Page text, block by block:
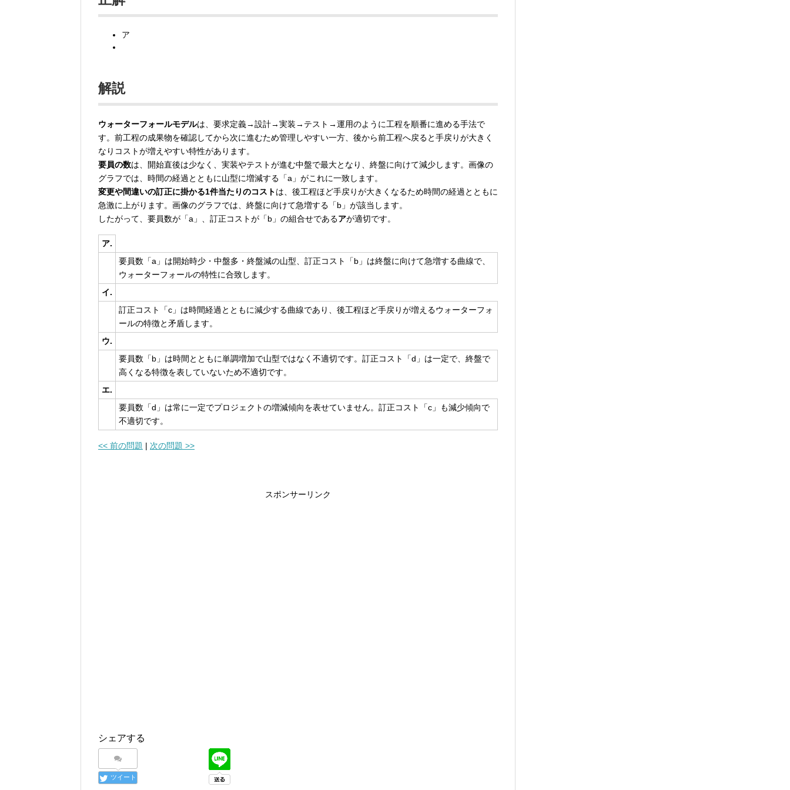
ア
解説
ウォーターフォールモデルは、要求定義→設計→実装→テスト→運用のように工程を順番に進める手法で
す。前工程の成果物を確認してから次に進むため管理しやすい一方、後から前工程へ戻ると手戻りが大きく
なりコストが増えやすい特性があります。
要員の数は、開始直後は少なく、実装やテストが進む中盤で最大となり、終盤に向けて減少します。画像の
グラフでは、時間の経過とともに山型に増減する「a」がこれに一致します。
変更や間違いの訂正に掛かる1件当たりのコストは、後工程ほど手戻りが大きくなるため時間の経過とともに
急激に上がります。画像のグラフでは、終盤に向けて急増する「b」が該当します。
したがって、要員数が「a」、訂正コストが「b」の組合せであるアが適切です。
ア.
要員数「a」は開始時少・中盤多・終盤減の山型、訂正コスト「b」は終盤に向けて急増する曲線で、
ウォーターフォールの特性に合致します。
イ.
訂正コスト「c」は時間経過とともに減少する曲線であり、後工程ほど手戻りが増えるウォーターフォ
ールの特徴と矛盾します。
ウ.
要員数「b」は時間とともに単調増加で山型ではなく不適切です。訂正コスト「d」は一定で、終盤で
高くなる特徴を表していないため不適切です。
エ.
要員数「d」は常に一定でプロジェクトの増減傾向を表せていません。訂正コスト「c」も減少傾向で
不適切です。
<< 前の問題 | 次の問題 >>
スポンサーリンク
シェアする
ツイート